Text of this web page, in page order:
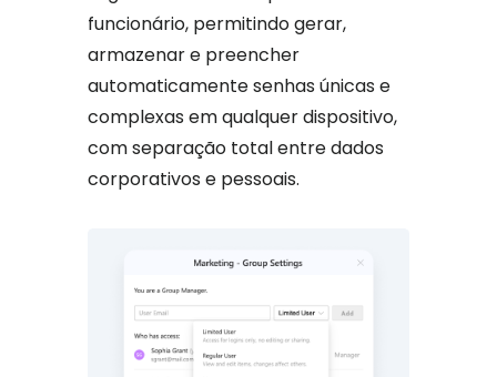
funcionário, permitindo gerar,
armazenar e preencher
automaticamente senhas únicas e
complexas em qualquer dispositivo,
com separação total entre dados
corporativos e pessoais.